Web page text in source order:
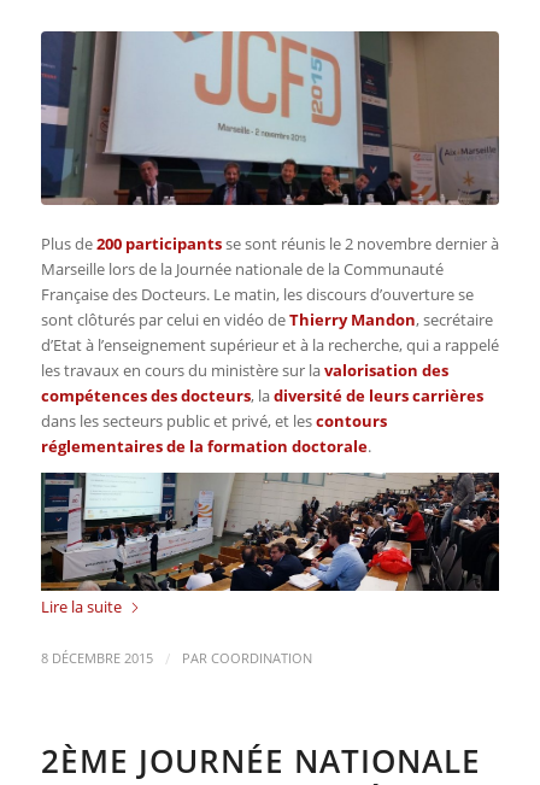
Plus de200 participantsse sont réunis le 2 novembre dernier à
Marseille lors de la Journée nationale de la Communauté
Française des Docteurs. Le matin, les discours d’ouverture se
sont clôturés par celui en vidéo deThierry Mandon, secrétaire
d’Etat à l’enseignement supérieur et à la recherche, qui a rappelé
les travaux en cours du ministère sur lavalorisation des
compétences des docteurs, ladiversité de leurs carrières
dans les secteurs public et privé, et lescontours
réglementaires de la formation doctorale.
Lire la suite
8 DÉCEMBRE 2015 / PAR COORDINATION
2ÈME JOURNÉE NATIONALE